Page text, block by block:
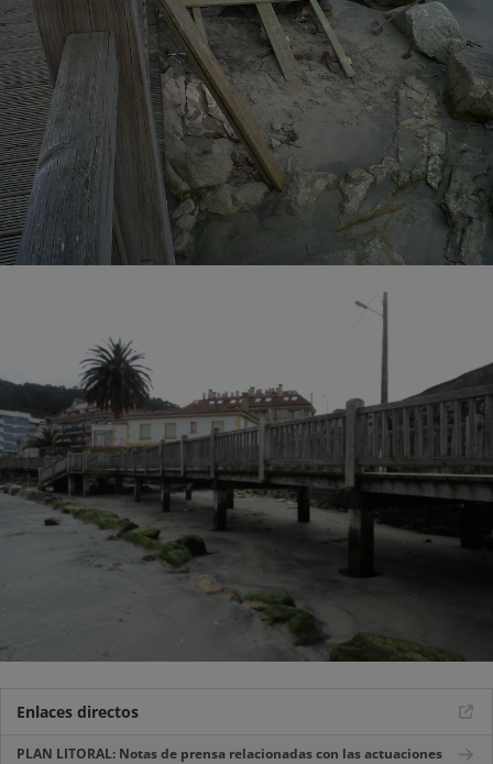
Enlaces directos
PLAN LITORAL: Notas de prensa relacionadas con las actuaciones